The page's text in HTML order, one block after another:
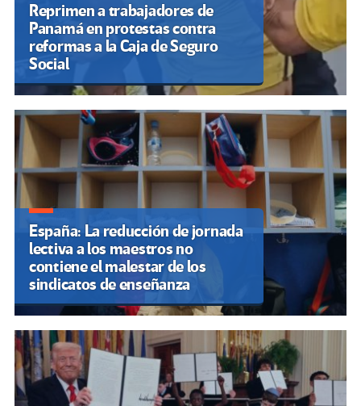
Reprimen a trabajadores de
Panamá en protestas contra
reformas a la Caja de Seguro
Social
España: La reducción de jornada
lectiva a los maestros no
contiene el malestar de los
sindicatos de enseñanza